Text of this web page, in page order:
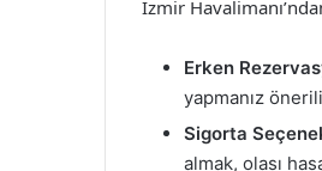
İzmir
Erken
yapmanız
Sigorta
almak, olası